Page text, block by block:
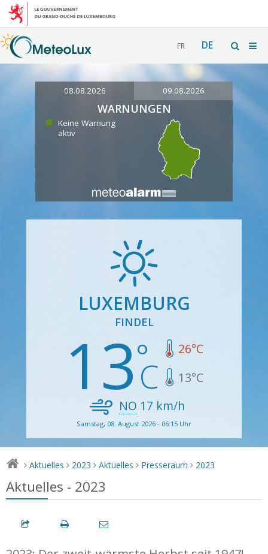
FR DE
08.08.2026 09.08.2026
WARNUNGEN
Keine Warnung
aktiv
LUXEMBURG
FINDEL
13 26°C
13°C
NO 17 km/h
Samstag, 08. August 2026 - 06:15 Uhr
> Aktuelles > 2023 > Aktuelles > Presseraum > 2023
Aktuelles - 2023